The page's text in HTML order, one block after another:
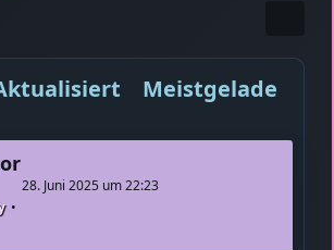
Meistgeladen
28. Juni 2025 um 22:23